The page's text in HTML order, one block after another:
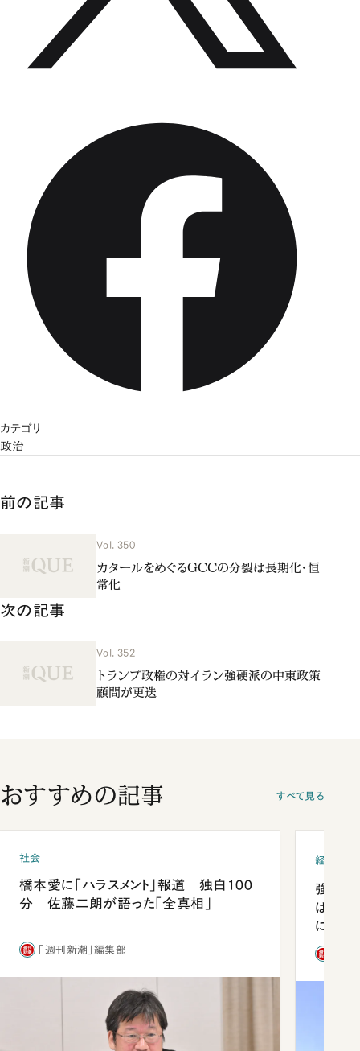
カテゴリ
政治
前の記事
Vol. 350
カタールをめぐるGCCの分裂は長期化・恒
常化
次の記事
Vol. 352
トランプ政権の対イラン強硬派の中東政策
顧問が更迭
おすすめの記事 すべて見る
社会
橋本愛に「ハラスメント」報道 独白100
分 佐藤二朗が語った「全真相」
「週刊新潮」編集部
経済・ビ
強みは
は「東
になっ